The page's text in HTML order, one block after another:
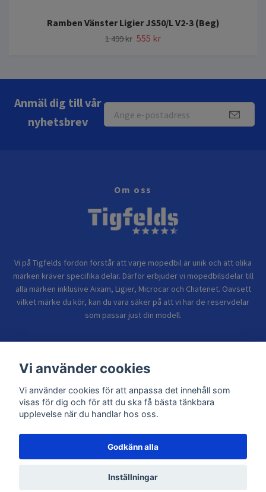
Ramben Vänster Ligier JS50/L V2-3 (Beg)
1 499 kr 555 kr
Anmäl dig till vår
nyhetsbrev
Om oss
Vi på Tigfelds fordon förstår att varje mopedbil är unik och att olika
märken kräver specifika delar. Därför erbjuder vi mopedbilsdelar till
alla märken inklusive Aixam, Ligier, Microcar och Chatenet. Oavsett
vilket märke du kör, kan du vara säker på att vi har de reservdelar
som passar just din modell.
Sidor
© 2026 TIGFELDS FORDON
Vi använder cookies
Vi använder cookies för att anpassa det innehåll som
visas för dig och för att du ska få bästa tänkbara
upplevelse när du handlar hos oss.
Godkänn alla
Inställningar